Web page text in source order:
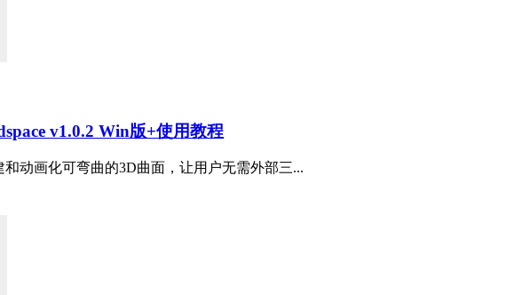
v1.0.2 Win版+使用教程
动画化可弯曲的3D曲面，让用户无需外部三...